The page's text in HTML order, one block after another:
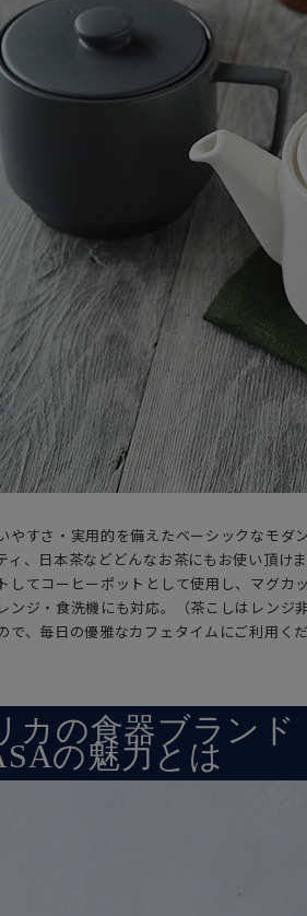
やすさ・実用的を備えたベーシックなモダ
ィ、日本茶などどんなお茶にもお使い頂け
してコーヒーポットとして使用し、マグカ
ンジ・食洗機にも対応。（茶こしはレンジ非
で、毎日の優雅なカフェタイムにご利用くだ
カの食器ブランド
の魅力とは